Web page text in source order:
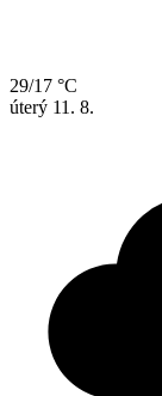
29/17 °C
úterý 11. 8.